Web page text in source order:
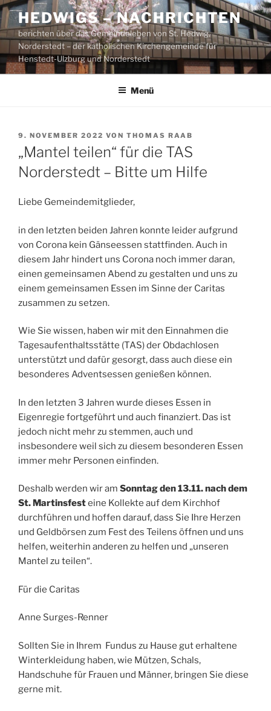
Zum
Inhalt
springen
HEDWIGS – NACHRICHTEN
berichten über das Gemeindeleben von St. Hedwig,
Norderstedt – der katholischen Kirchengemeinde für
Henstedt-Ulzburg und Norderstedt
Menü
VERÖFFENTLICHT
AM
9. NOVEMBER 2022 VON THOMAS RAAB
„Mantel teilen“ für die TAS
Norderstedt – Bitte um Hilfe
Liebe Gemeindemitglieder,
in den letzten beiden Jahren konnte leider aufgrund
von Corona kein Gänseessen stattfinden. Auch in
diesem Jahr hindert uns Corona noch immer daran,
einen gemeinsamen Abend zu gestalten und uns zu
einem gemeinsamen Essen im Sinne der Caritas
zusammen zu setzen.
Wie Sie wissen, haben wir mit den Einnahmen die
Tagesaufenthaltsstätte (TAS) der Obdachlosen
unterstützt und dafür gesorgt, dass auch diese ein
besonderes Adventsessen genießen können.
In den letzten 3 Jahren wurde dieses Essen in
Eigenregie fortgeführt und auch finanziert. Das ist
jedoch nicht mehr zu stemmen, auch und
insbesondere weil sich zu diesem besonderen Essen
immer mehr Personen einfinden.
Deshalb werden wir am Sonntag den 13.11. nach dem
St. Martinsfesteine Kollekte auf dem Kirchhof
durchführen und hoffen darauf, dass Sie Ihre Herzen
und Geldbörsen zum Fest des Teilens öffnen und uns
helfen, weiterhin anderen zu helfen und „unseren
Mantel zu teilen“.
Für die Caritas
Anne Surges-Renner
Sollten Sie in Ihrem Fundus zu Hause gut erhaltene
Winterkleidung haben, wie Mützen, Schals,
Handschuhe für Frauen und Männer, bringen Sie diese
gerne mit.